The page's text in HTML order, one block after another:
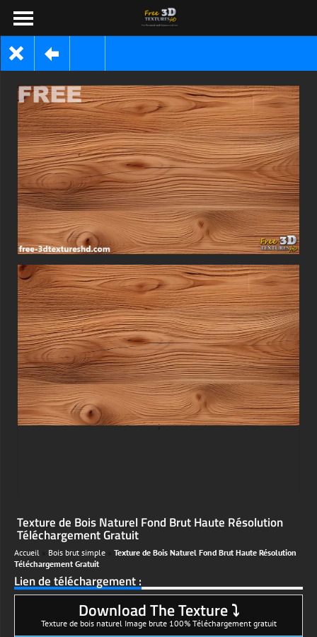
;
Texture de Bois Naturel Fond Brut Haute Résolution
Téléchargement Gratuit
Accueil Bois brut simple
Texture de Bois Naturel Fond Brut Haute Résolution
Téléchargement Gratuit
Lien de téléchargement :
Download The Texture ⤵
Texture de bois naturel Image brute 100% Téléchargement gratuit